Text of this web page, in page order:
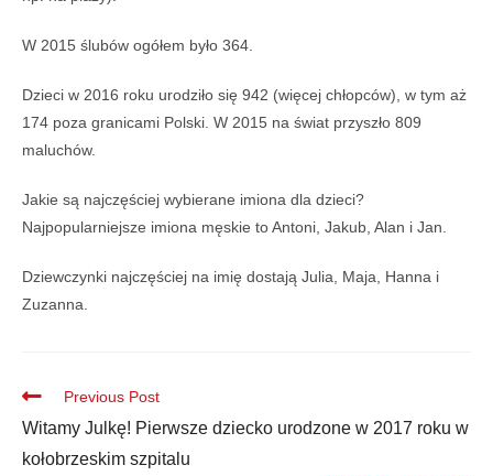
W 2015 ślubów ogółem było 364.
Dzieci w 2016 roku urodziło się 942 (więcej chłopców), w tym aż
174 poza granicami Polski. W 2015 na świat przyszło 809
maluchów.
Jakie są najczęściej wybierane imiona dla dzieci?
Najpopularniejsze imiona męskie to Antoni, Jakub, Alan i Jan.
Dziewczynki najczęściej na imię dostają Julia, Maja, Hanna i
Zuzanna.
Previous Post
Witamy Julkę! Pierwsze dziecko urodzone w 2017 roku w
kołobrzeskim szpitalu